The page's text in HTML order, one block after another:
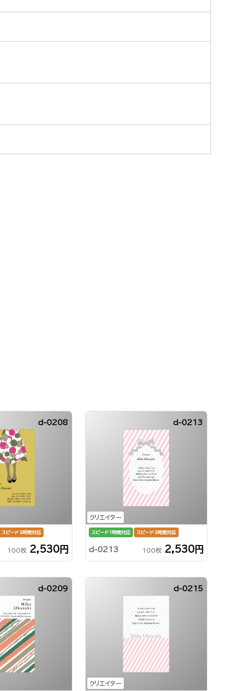
d-0208
スピード3時間対応
100枚 2,530円
クリエイター
d-0213
スピード1時間対応 スピード3時間対応
d-0213 100枚 2,530円
d-0209
クリエイター
d-0215